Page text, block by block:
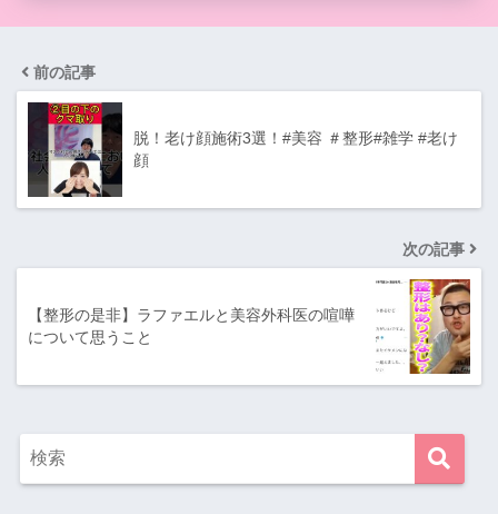
前の記事
脱！老け顔施術3選！#美容 ＃整形#雑学 #老け
顔
次の記事
【整形の是非】ラファエルと美容外科医の喧嘩
について思うこと